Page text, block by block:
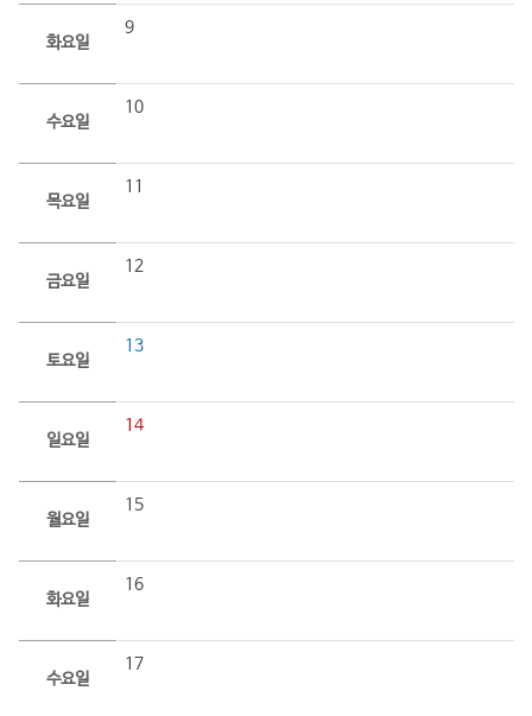
화요일
9
수요일
10
목요일
11
금요일
12
토요일
13
일요일
14
월요일
15
화요일
16
수요일
17